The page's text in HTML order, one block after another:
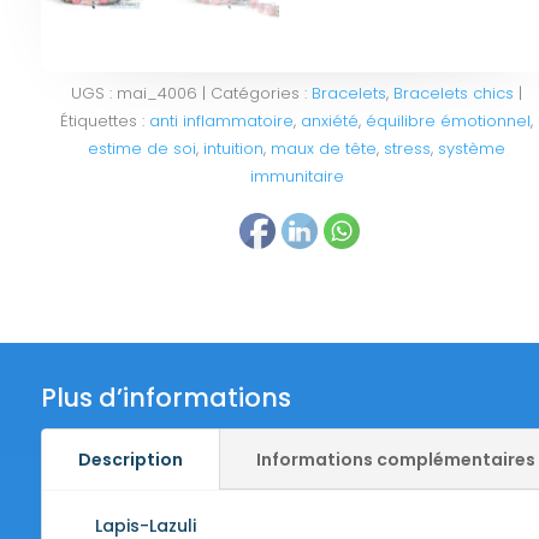
UGS : mai_4006 Catégories : Bracelets, Bracelets chics
Étiquettes : anti inflammatoire, anxiété, équilibre émotionnel,
estime de soi, intuition, maux de tête, stress, système
immunitaire
Plus d’informations
Description Informations complémentaires
Lapis-Lazuli